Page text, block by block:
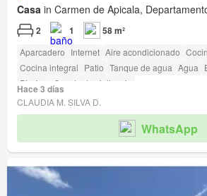
Casa in Carmen de Apicala,
2 1 58 m²
Aparcadero Internet Aire acondicionado
Cocina integral Patio Tanque de agua Agua
Piscina
Caseta de vigilancia
Hace 3 días
CLAUDIA M. SILVA D.
WhatsApp